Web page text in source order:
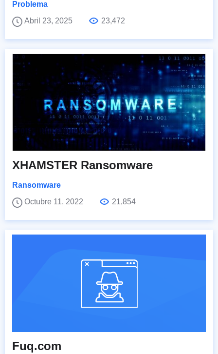
Problema
Abril 23, 2025
23,472
XHAMSTER Ransomware
Ransomware
Octubre 11, 2022
21,854
Fuq.com